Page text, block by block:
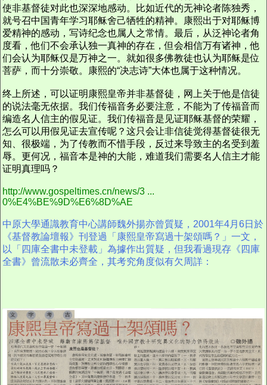
使非基督徒对此也深深地感动。比如近代的无神论者陈独秀，
就号召中国青年学习耶稣舍己牺牲的精神。康熙出于对耶稣博
爱精神的感动，写诗纪念也属人之常情。最后，从泛神论者角
度看，他们不会承认独一真神的存在，但会相信万有诸神，他
们会认为耶稣仅是万神之一。就如很多佛教徒也认为耶稣是位
菩萨，而十分崇敬。康熙的“决志诗”大体也属于这种情况。
终上所述，可以证明康熙皇帝并非基督徒，网上关于他是信徒
的说法毫无依据。我们传福音务必要注意，不能为了传福音而
编造名人信主的假见证。我们传福音是见证耶稣基督的荣耀，
怎么可以用假见证去宣传呢？这只会让非信徒觉得基督徒很无
知、很极端，为了传教而不惜手段，反过来导致主的名受到羞
辱。更何况，福音本是神的大能，难道我们需要名人信主才能
证明真理吗？
http://www.gospeltimes.cn/news/3 ...
0%E4%BE%9D%E6%8D%AE
中原大學通識教育中心講師魏外揚亦曾質疑， 2001年4月6日於
《基督教論壇報》刊登過「康熙皇帝寫過十架頌嗎？」一文，
以「四庫全書中未登載」為據作出質疑，但我看過現存《四庫
全書》曾流散未必齊全，其考究角度似有欠周詳：